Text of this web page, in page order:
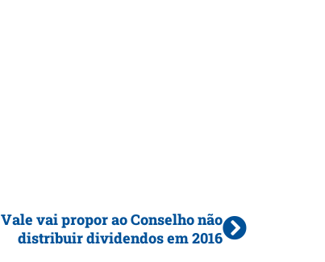
Vale vai propor ao Conselho não
distribuir dividendos em 2016